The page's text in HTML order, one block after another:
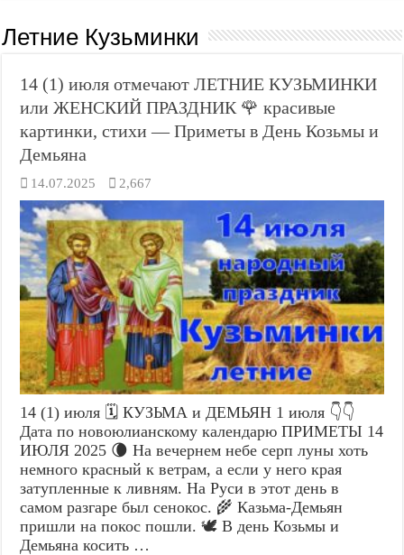
Летние Кузьминки
14 (1) июля отмечают ЛЕТНИЕ КУЗЬМИНКИ
или ЖЕНСКИЙ ПРАЗДНИК 🌹 красивые
картинки, стихи — Приметы в День Козьмы и
Демьяна
14.07.2025 2,667
14 (1) июля 🗓️ КУЗЬМА и ДЕМЬЯН 1 июля 👇👇
Дата по новоюлианскому календарю ПРИМЕТЫ 14
ИЮЛЯ 2025 🌘 На вечернем небе серп луны хоть
немного красный к ветрам, а если у него края
затупленные к ливням. На Руси в этот день в
самом разгаре был сенокос. 🌾 Казьма-Демьян
пришли на покос пошли. 🕊️ В день Козьмы и
Демьяна косить …